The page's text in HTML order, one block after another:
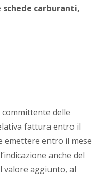
carburanti,
delle
fattura entro il
emettere entro il mese
anche del
valore aggiunto, al